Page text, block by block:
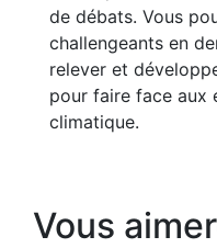
de débats. Vous
challengeants en
relever et
pour faire face aux
climatique.
Vous